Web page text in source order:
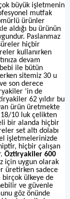
büyük işletmenin
mutfak
ürünler
aldığı bu ürünün
Paslanmaz
hiçbir
kullanırken
devam
ile bütün
sitemiz 30 u
son derece
‘in de
62 yıldır bu
ürün üretmekte
10 luk çelikten
bir alanda hiçbir
set altı dolabı
işletmelerinizde
hiçbir çalışan
Öztiryakiler 600
için uygun olarak
üretirken sadece
birçok ülkeye de
ve güvenle
göz önünde